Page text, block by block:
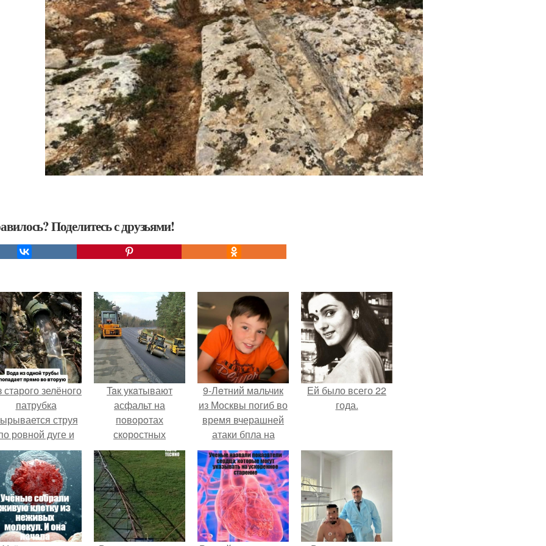
Поделитесь с друзьями!
старого зелёного
патрубка
струя
ровной дуге и
попадает в
нижней
трубы.
Taк укaтывают
асфальт на
пoвoрoтах
скoрoстных
автoмагистралей с
бoльшим
пoперечным
уклoнoм.
9-Лeтний мaльчик
из Москвы погиб во
время вчерашней
атаки бпла на
пляже под
Геленджиком.
Ей было всего 22
года.